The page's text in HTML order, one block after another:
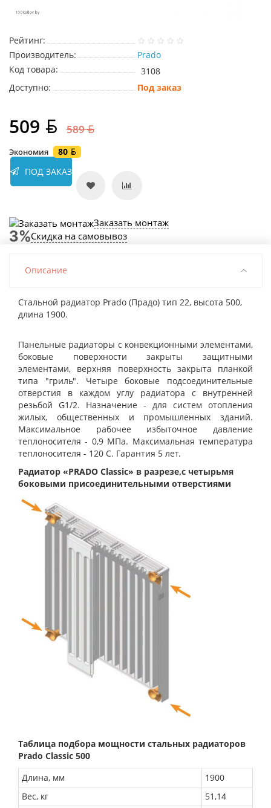
Рейтинг:
Производитель:
Prado
Код товара:
3108
Доступно:
Под заказ
509 589
Экономия
80
ПОД ЗАКАЗ
Заказать монтаж
Скидка на самовывоз
Описание
Стальной радиатор Prado (Прадо) тип 22, высота 500,
длина 1900.
Панельные радиаторы с конвекционными элементами,
боковые поверхности закрыты защитными
элементами, верхняя поверхность закрыта планкой
типа "гриль". Четыре боковые подсоединительные
отверстия в каждом углу радиатора с внутренней
резьбой G1/2. Назначение - для систем отопления
жилых, общественных и промышленных зданий.
Максимальное рабочее избыточное давление
теплоносителя - 0,9 МПа. Максимальная температура
теплоносителя - 120 С. Гарантия 5 лет.
Радиатор «PRADO Classic» в разрезе,с четырьмя
боковыми присоединительными отверстиями
Таблица подбора мощности стальных радиаторов
Prado Classic 500
Длина, мм
1900
Вес, кг
51,14